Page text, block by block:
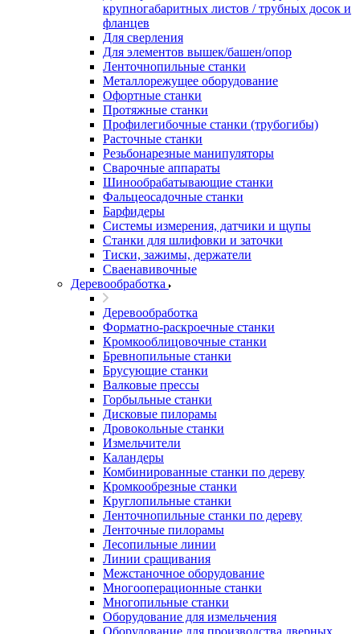
крупногабаритных листов / трубных досок и
фланцев
Для сверления
Для элементов вышек/башен/опор
Ленточнопильные станки
Металлорежущее оборудование
Офортные станки
Протяжные станки
Профилегибочные станки (трубогибы)
Расточные станки
Резьбонарезные манипуляторы
Сварочные аппараты
Шинообрабатывающие станки
Фальцеосадочные станки
Барфидеры
Системы измерения, датчики и щупы
Станки для шлифовки и заточки
Тиски, зажимы, держатели
Cваенавивочные
Деревообработка
Деревообработка
Форматно-раскроечные станки
Кромкооблицовочные станки
Бревнопильные станки
Брусующие станки
Валковые прессы
Горбыльные станки
Дисковые пилорамы
Дровокольные станки
Измельчители
Каландеры
Комбинированные станки по дереву
Кромкообрезные станки
Круглопильные станки
Ленточнопильные станки по дереву
Ленточные пилорамы
Лесопильные линии
Линии сращивания
Межстаночное оборудование
Многооперационные станки
Многопильные станки
Оборудование для измельчения
Оборудование для производства дверных